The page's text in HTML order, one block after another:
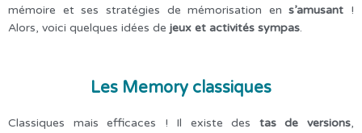
mémoire et ses stratégies de mémorisation ens’amusant !
Alors, voici quelques idées de jeux et activités sympas.
Les Memory classiques
Classiques mais efficaces ! Il existe des tas de versions,